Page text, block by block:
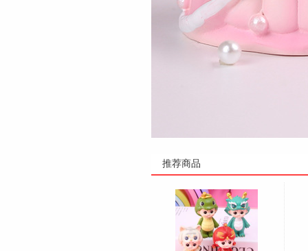
推荐商品